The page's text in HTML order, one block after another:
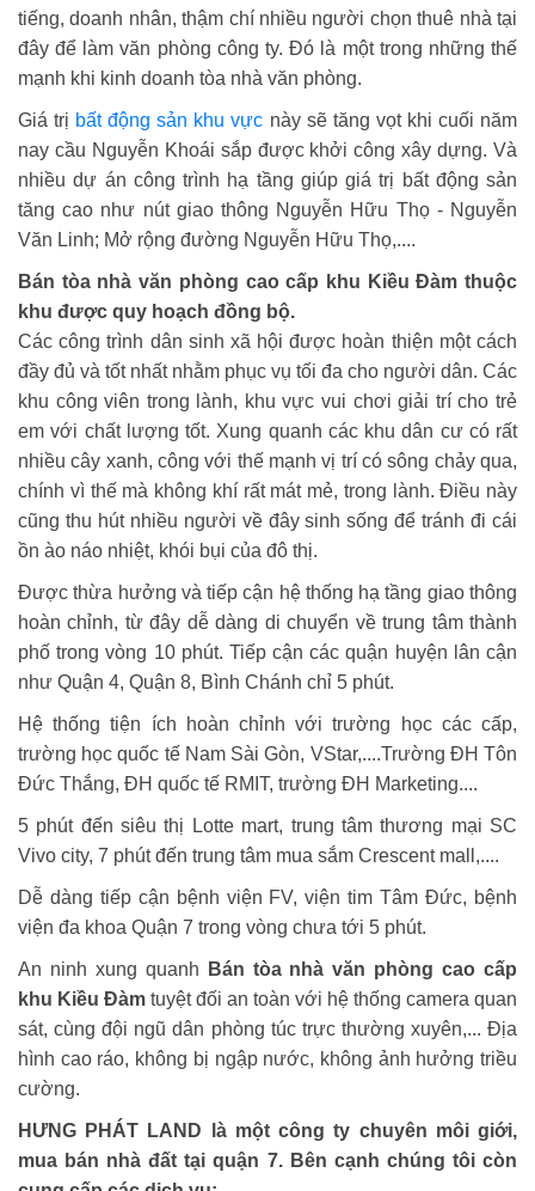
tiếng, doanh nhân, thậm chí nhiều người chọn thuê nhà tại
đây để làm văn phòng công ty. Đó là một trong những thế
mạnh khi kinh doanh tòa nhà văn phòng.
Giá trị bất động sản khu vực này sẽ tăng vọt khi cuối năm
nay cầu Nguyễn Khoái sắp được khởi công xây dựng. Và
nhiều dự án công trình hạ tầng giúp giá trị bất động sản
tăng cao như nút giao thông Nguyễn Hữu Thọ - Nguyễn
Văn Linh; Mở rộng đường Nguyễn Hữu Thọ,....
Bán tòa nhà văn phòng cao cấp khu Kiều Đàm thuộc
khu được quy hoạch đồng bộ.
Các công trình dân sinh xã hội được hoàn thiện một cách
đầy đủ và tốt nhất nhằm phục vụ tối đa cho người dân. Các
khu công viên trong lành, khu vực vui chơi giải trí cho trẻ
em với chất lượng tốt. Xung quanh các khu dân cư có rất
nhiều cây xanh, công với thế mạnh vị trí có sông chảy qua,
chính vì thế mà không khí rất mát mẻ, trong lành. Điều này
cũng thu hút nhiều người về đây sinh sống để tránh đi cái
ồn ào náo nhiệt, khói bụi của đô thị.
Được thừa hưởng và tiếp cận hệ thống hạ tầng giao thông
hoàn chỉnh, từ đây dễ dàng di chuyển về trung tâm thành
phố trong vòng 10 phút. Tiếp cận các quận huyện lân cận
như Quận 4, Quận 8, Bình Chánh chỉ 5 phút.
Hệ thống tiện ích hoàn chỉnh với trường học các cấp,
trường học quốc tế Nam Sài Gòn, VStar,....Trường ĐH Tôn
Đức Thắng, ĐH quốc tế RMIT, trường ĐH Marketing....
5 phút đến siêu thị Lotte mart, trung tâm thương mại SC
Vivo city, 7 phút đến trung tâm mua sắm Crescent mall,....
Dễ dàng tiếp cận bệnh viện FV, viện tim Tâm Đức, bệnh
viện đa khoa Quận 7 trong vòng chưa tới 5 phút.
An ninh xung quanh
Bán tòa nhà văn phòng cao cấp
khu Kiều Đàm tuyệt đối an toàn với hệ thống camera quan
sát, cùng đội ngũ dân phòng túc trực thường xuyên,... Địa
hình cao ráo, không bị ngập nước, không ảnh hưởng triều
cường.
HƯNG PHÁT LAND là một công ty chuyên môi giới,
mua bán nhà đất tại quận 7. Bên cạnh chúng tôi còn